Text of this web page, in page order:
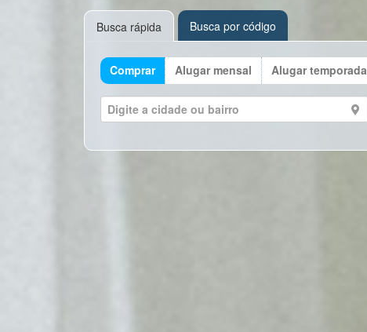
Busca rápida Busca por código
Comprar Alugar mensal Alugar temporada